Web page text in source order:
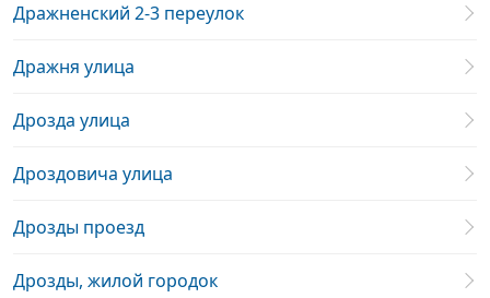
Дражненский 2-3 переулок
Дражня улица
Дрозда улица
Дроздовича улица
Дрозды проезд
Дрозды, жилой городок